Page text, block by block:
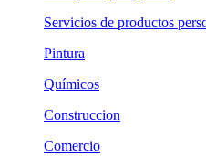
Servicios de productos
Pintura
Químicos
Construccion
Comercio